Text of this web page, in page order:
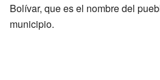
Bolívar, que es el nombre del
municipio.